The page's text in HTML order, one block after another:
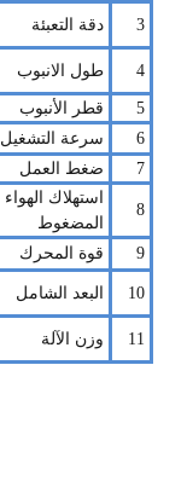
3 دقة التعبئة
4 طول الانبوب
5 قطر الأنبوب
6
سرعة التشغيل
7
ضغط العمل
8
استهلاك الهواء
المضغوط
9 قوة المحرك
10 البعد الشامل
11 وزن الآلة